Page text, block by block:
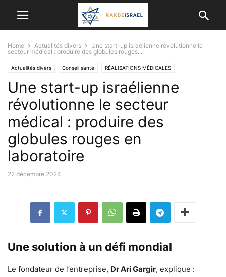
Home Actualités divers
Une start-up israélienne révolutionne le
secteur médical : produire des globules rouges...
Actualités divers Conseil santé RÉALISATIONS MÉDICALES
Une start-up israélienne
révolutionne le secteur
médical : produire des
globules rouges en
laboratoire
22 décembre 2024
Une solution à un défi mondial
Le fondateur de l’entreprise, Dr Ari Gargir, explique :